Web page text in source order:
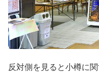
反対側を見ると小樽に